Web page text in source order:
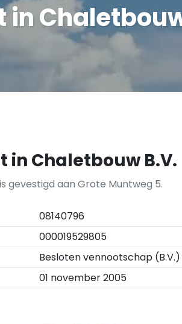
in Chaletbouw B.V.
gevestigd aan Grote Muntweg 5.
08140796
000019529805
Besloten vennootschap (B.V.)
01 november 2005